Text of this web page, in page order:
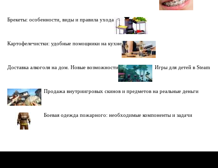
Брекеты: особенности, виды и правила ухода
Картофелечистки: удобные помощники на кухне
Доставка алкоголя на дом. Новые возможности Игры для детей в Steam
Продажа внутриигровых скинов и предметов на реальные деньги
Боевая одежда пожарного: необходимые компоненты и задачи